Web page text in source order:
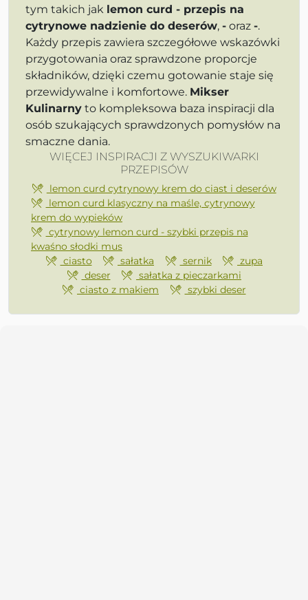
tym takich jak lemon curd - przepis na
cytrynowe nadzienie do deserów, - oraz -.
Każdy przepis zawiera szczegółowe wskazówki
przygotowania oraz sprawdzone proporcje
składników, dzięki czemu gotowanie staje się
przewidywalne i komfortowe. Mikser
Kulinarny to kompleksowa baza inspiracji dla
osób szukających sprawdzonych pomysłów na
smaczne dania.
WIĘCEJ INSPIRACJI Z WYSZUKIWARKI
PRZEPISÓW
lemon curd cytrynowy krem do ciast i deserów
lemon curd klasyczny na maśle, cytrynowy
krem do wypieków
cytrynowy lemon curd - szybki przepis na
kwaśno słodki mus
ciasto
sałatka sernik
zupa
deser
sałatka z pieczarkami
ciasto z makiem
szybki deser